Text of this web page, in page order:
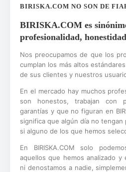
BIRISKA.COM NO SON DE
BIRISKA.COM es
profesionalidad,
Nos preocupamos de que los
cumplan los más altos
de sus clientes y nuestros
En el mercado hay muchos
son honestos, trabajan con
garantías y que no figuran en
significa que algún día no tengan
si alguno de los que hemos
En BIRISKA.COM solo
aquellos que hemos analizado y
ni denostamos a nadie,